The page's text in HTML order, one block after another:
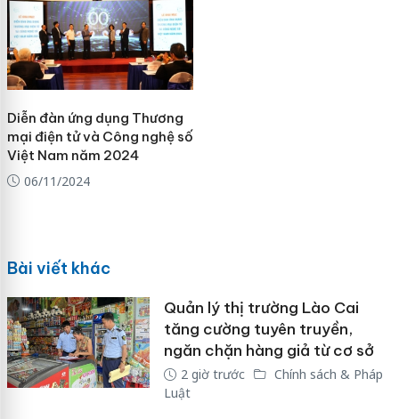
Diễn đàn ứng dụng Thương
mại điện tử và Công nghệ số
Việt Nam năm 2024
06/11/2024
Bài viết khác
Quản lý thị trường Lào Cai
tăng cường tuyên truyền,
ngăn chặn hàng giả từ cơ sở
2 giờ trước
Chính sách & Pháp
Luật